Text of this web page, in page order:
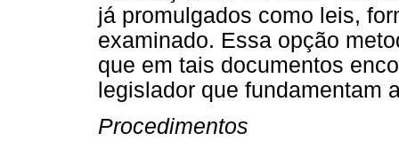
já promulgados como leis,
examinado. Essa opção
que em tais documentos
legislador que fundamentam
Procedimentos